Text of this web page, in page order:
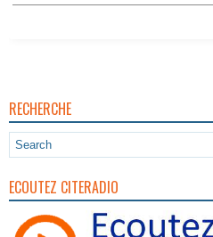
RECHERCHE
ECOUTEZ CITERADIO